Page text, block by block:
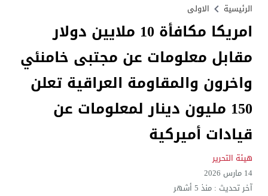
صرخات إلى الزيدي وزيدان..كيلو اللحم 100 ألف والقداحة 5 آلاف في سجون العراق.. تظاهرة العوائل وسط بغداد
الناطق العسكري لا يزعل من أبو فدك.. اللواء
“لحين تسمية وزرائها”..الزيدي يوجه وكلاء الوزارات
القضاء يطيح بموظفين ومعقبين في بلدية الناصرية
الإعلام والاتصالات تتوعد بإجراءات قانونية: لا وكيل
الرئيسية الاولى
امريكا مكافأة 10 ملايين دولار
مقابل معلومات عن مجتبى خامنئي
واخرون والمقاومة العراقية تعلن
150 مليون دينار لمعلومات عن
قيادات أميركية
هيئة التحرير
14 مارس 2026
آخر تحديث :منذ 5 أشهر